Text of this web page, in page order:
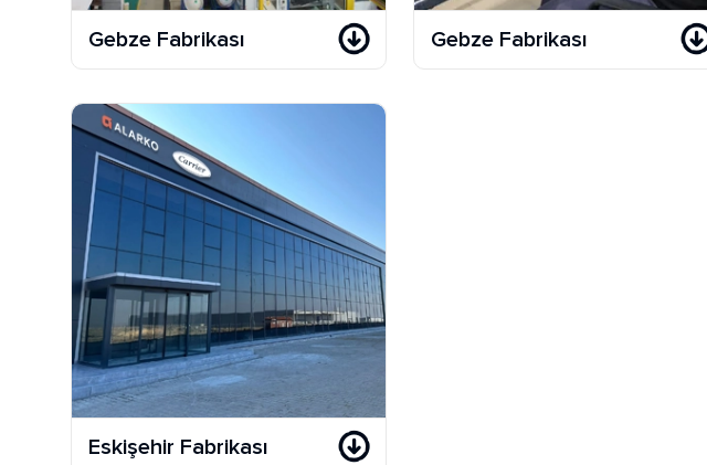
Gebze Fabrikası Gebze Fabrikası
Eskişehir Fabrikası